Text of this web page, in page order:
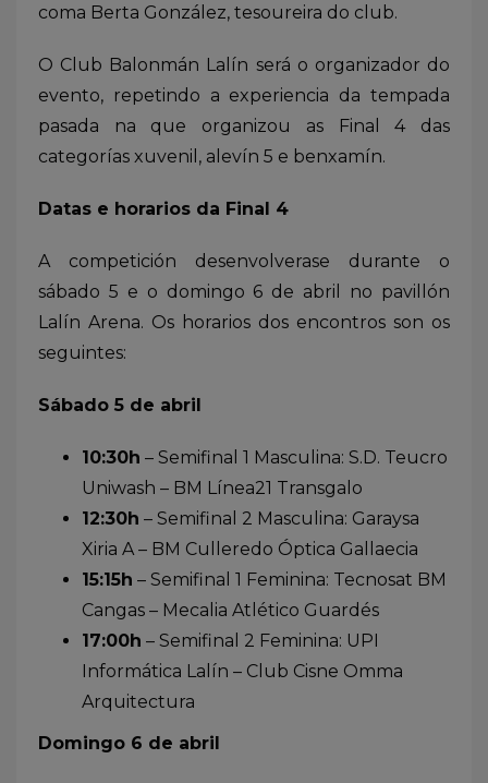
coma Berta González, tesoureira do club.
O Club Balonmán Lalín será o organizador do
evento, repetindo a experiencia da tempada
pasada na que organizou as Final 4 das
categorías xuvenil, alevín 5 e benxamín.
Datas e horarios da Final 4
A competición desenvolverase durante o
sábado 5 e o domingo 6 de abril no pavillón
Lalín Arena. Os horarios dos encontros son os
seguintes:
Sábado 5 de abril
10:30h – Semifinal 1 Masculina: S.D. Teucro
Uniwash – BM Línea21 Transgalo
12:30h – Semifinal 2 Masculina: Garaysa
Xiria A – BM Culleredo Óptica Gallaecia
15:15h – Semifinal 1 Feminina: Tecnosat BM
Cangas – Mecalia Atlético Guardés
17:00h – Semifinal 2 Feminina: UPI
Informática Lalín – Club Cisne Omma
Arquitectura
Domingo 6 de abril